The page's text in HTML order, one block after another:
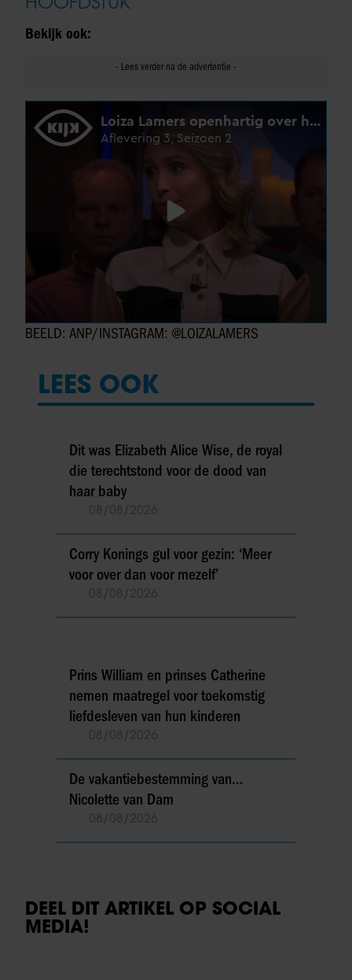
Bekijk ook:
BEELD: ANP/INSTAGRAM: @LOIZALAMERS
LEES OOK
Dit was Elizabeth Alice Wise, de royal
die terechtstond voor de dood van
haar baby
Corry Konings gul voor gezin: ‘Meer
voor over dan voor mezelf’
Prins William en prinses Catherine
nemen maatregel voor toekomstig
liefdesleven van hun kinderen
De vakantiebestemming van…
Nicolette van Dam
DEEL DIT ARTIKEL OP SOCIAL
MEDIA!